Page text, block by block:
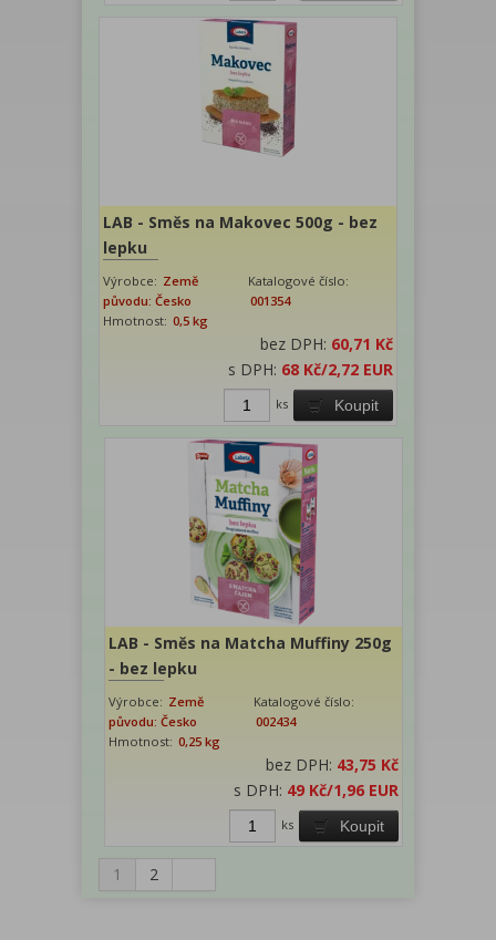
LAB - Směs na Makovec 500g - bez
lepku
Výrobce: Země
původu: Česko
Katalogové číslo:
001354
Hmotnost: 0,5 kg
bez DPH: 60,71 Kč
s DPH: 68 Kč/2,72 EUR
Koupit
ks
LAB - Směs na Matcha Muffiny 250g
- bez lepku
Výrobce: Země
původu: Česko
Katalogové číslo:
002434
Hmotnost: 0,25 kg
bez DPH: 43,75 Kč
s DPH: 49 Kč/1,96 EUR
Koupit
ks
1 2